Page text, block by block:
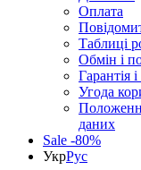
Оплата
Таблиці
Обмін і
Гарантія і
Угода
даних
Sale -80%
УкрРус